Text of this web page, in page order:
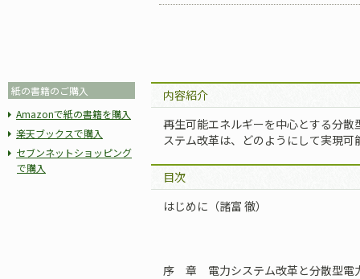
紙の書籍のご購入
Amazonで紙の書籍を購入
楽天ブックスで購入
セブンネットショッピング
で購入
内容紹介
再生可能エネルギーを中心とする分
ステム改革は、どのようにして実現可
目次
はじめに（諸富 徹）
序 章 電力システム改革と分散型